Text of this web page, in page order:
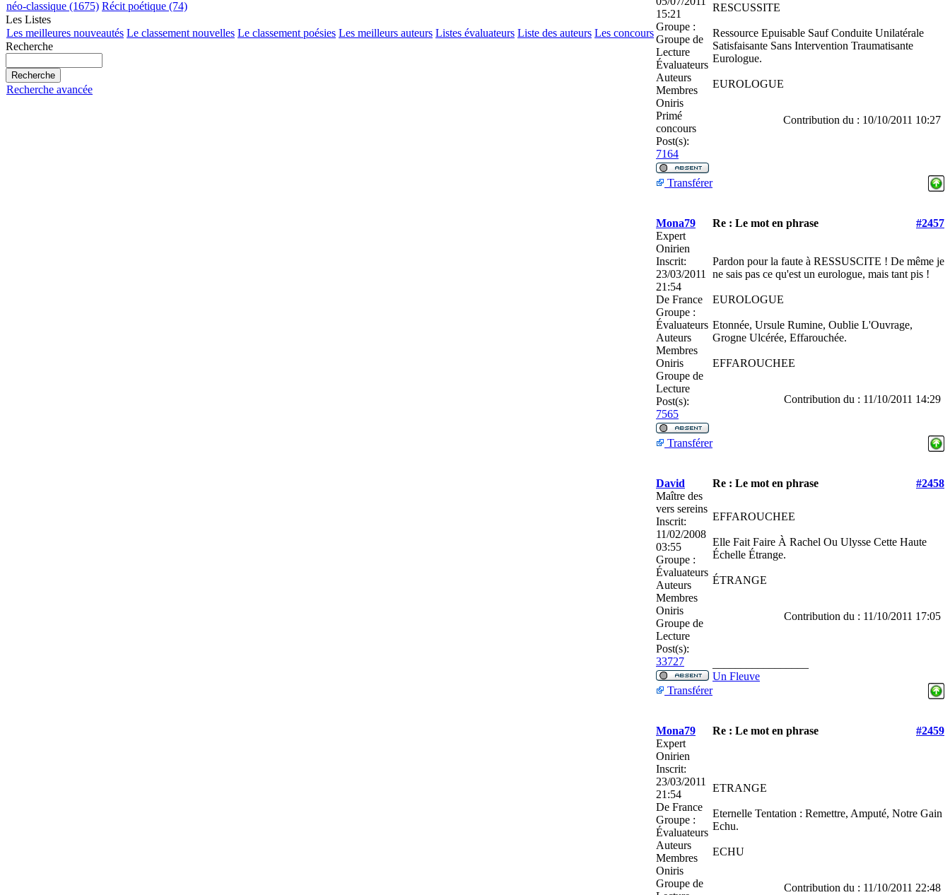
néo-classique (1675) Récit poétique (74)
Les Listes
Les meilleures nouveautés Le classement nouvelles Le classement poésies Les meilleurs auteurs Listes évaluateurs Liste des auteurs Les concours
Recherche
Recherche avancée
15:21
Groupe :
Groupe de
Lecture
Évaluateurs
Auteurs
Membres
Oniris
Primé
concours
Post(s):
7164
RESCUSSITE
Ressource Epuisable Sauf Conduite Unilatérale
Satisfaisante Sans Intervention Traumatisante
Eurologue.
EUROLOGUE
Contribution du : 10/10/2011 10:27
Transférer
Mona79 Re : Le mot en phrase
#2457
Expert
Onirien
Inscrit:
23/03/2011
21:54
De France
Groupe :
Évaluateurs
Auteurs
Membres
Oniris
Groupe de
Lecture
Post(s):
7565
Pardon pour la faute à RESSUSCITE ! De même je
ne sais pas ce qu'est un eurologue, mais tant pis !
EUROLOGUE
Etonnée, Ursule Rumine, Oublie L'Ouvrage,
Grogne Ulcérée, Effarouchée.
EFFAROUCHEE
Contribution du : 11/10/2011 14:29
Transférer
David Re : Le mot en phrase
#2458
Maître des
vers sereins
Inscrit:
11/02/2008
03:55
Groupe :
Évaluateurs
Auteurs
Membres
Oniris
Groupe de
Lecture
Post(s):
33727
EFFAROUCHEE
Elle Fait Faire À Rachel Ou Ulysse Cette Haute
Échelle Étrange.
ÉTRANGE
Contribution du : 11/10/2011 17:05
Un Fleuve
Transférer
Mona79 Re : Le mot en phrase
#2459
Expert
Onirien
Inscrit:
23/03/2011
21:54
De France
Groupe :
Évaluateurs
Auteurs
Membres
Oniris
Groupe de
ETRANGE
Eternelle Tentation : Remettre, Amputé, Notre Gain
Echu.
ECHU
Contribution du : 11/10/2011 22:48